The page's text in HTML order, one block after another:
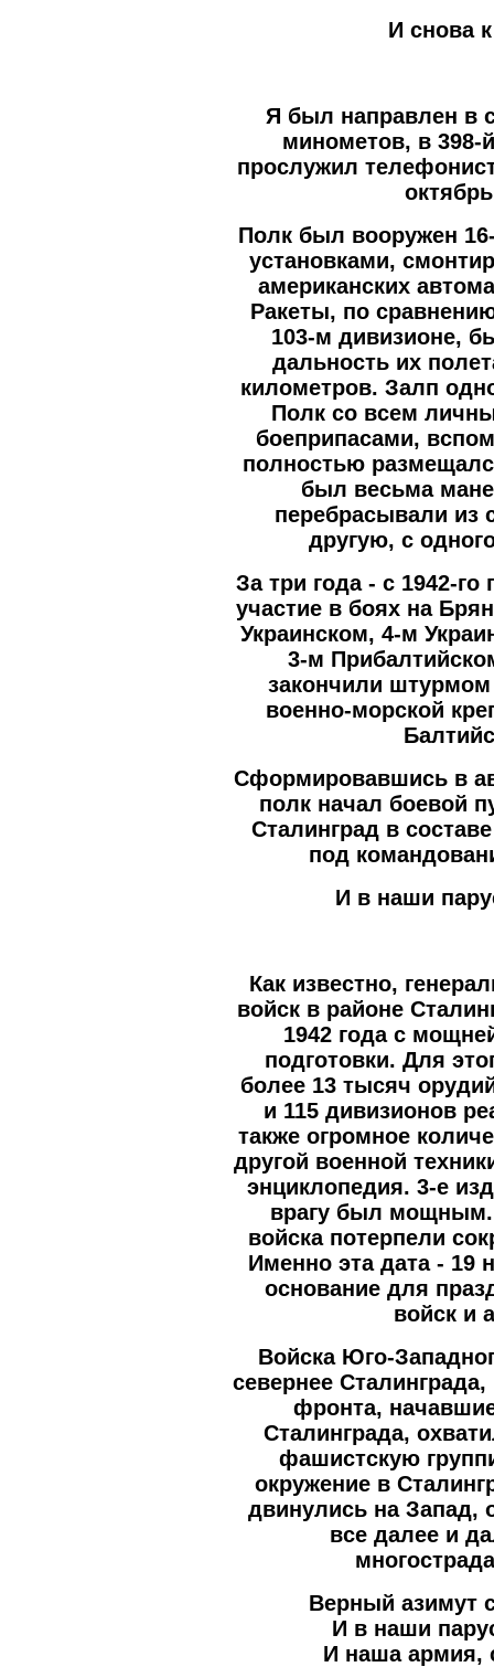
И снова
Я был направлен в
минометов, в 398-
прослужил
Полк был вооружен
установками,
американских
Ракеты, по
103-м дивизионе,
дальность их
километров. Залп
Полк со всем
боеприпасами,
полностью
был весьма
перебрасывали из
другую, с
За три года - с 1942-
участие в боях на
Украинском, 4-м
3-м
закончили штурмом
военно-морской
Сформировавшись в
полк начал боевой
Сталинград в
под
И в наши
Как известно,
войск в районе
1942 года с
подготовки. Для
более 13 тысяч
и 115 дивизионов
также огромное
другой военной
энциклопедия. 3-е
врагу был
войска потерпели
Именно эта дата - 19
основание для
войск и
Войска Юго-
севернее
фронта,
Сталинграда,
фашистскую
окружение в
двинулись на Запад,
все далее и
Верный азимут
И в наши
И наша армия,